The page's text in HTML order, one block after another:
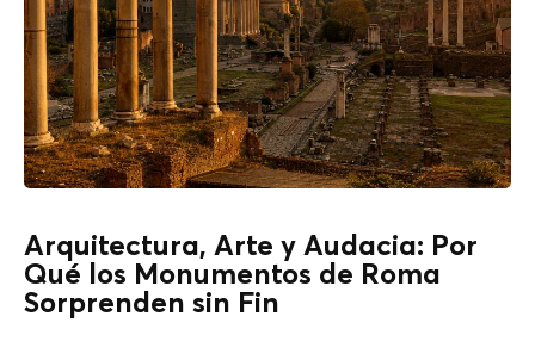
Arquitectura, Arte y Audacia: Por
Qué los Monumentos de Roma
Sorprenden sin Fin